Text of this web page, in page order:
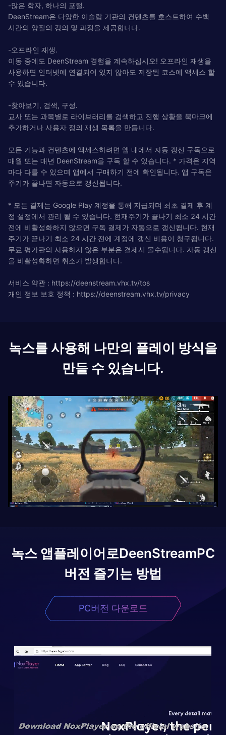
-많은 학자, 하나의 포털.
DeenStream은 다양한 이슬람 기관의 컨텐츠를 호스트하여 수백
시간의 양질의 강의 및 과정을 제공합니다.
-오프라인 재생.
이동 중에도 DeenStream 경험을 계속하십시오! 오프라인 재생을
사용하면 인터넷에 연결되어 있지 않아도 저장된 코스에 액세스 할
수 있습니다.
-찾아보기, 검색, 구성.
교사 또는 과목별로 라이브러리를 검색하고 진행 상황을 북마크에
추가하거나 사용자 정의 재생 목록을 만듭니다.
모든 기능과 컨텐츠에 액세스하려면 앱 내에서 자동 갱신 구독으로
매월 또는 매년 DeenStream을 구독 할 수 있습니다. * 가격은 지역
마다 다를 수 있으며 앱에서 구매하기 전에 확인됩니다. 앱 구독은
주기가 끝나면 자동으로 갱신됩니다.
* 모든 결제는 Google Play 계정을 통해 지급되며 최초 결제 후 계
정 설정에서 관리 될 수 있습니다. 현재주기가 끝나기 최소 24 시간
전에 비활성화하지 않으면 구독 결제가 자동으로 갱신됩니다. 현재
주기가 끝나기 최소 24 시간 전에 계정에 갱신 비용이 청구됩니다.
무료 평가판의 사용하지 않은 부분은 결제시 몰수됩니다. 자동 갱신
을 비활성화하면 취소가 발생합니다.
서비스 약관 : https://deenstream.vhx.tv/tos
개인 정보 보호 정책 : https://deenstream.vhx.tv/privacy
녹스를 사용해 나만의 플레이 방식을
만들 수 있습니다.
녹스 앱플레이어로DeenStreamPC
버전 즐기는 방법
PC버전 다운로드